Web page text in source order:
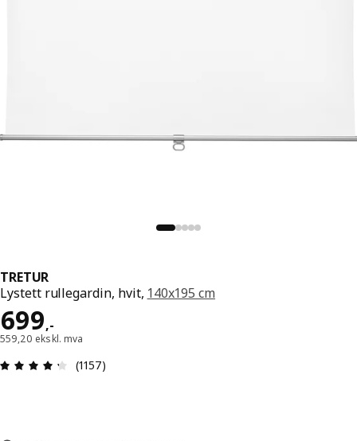
TRETUR
Lystett rullegardin, hvit, 140x195 cm
699,-
Pris 699,-
559,20 ekskl. mva
Produktomtale: 4.3 ingen kundevurdering 5
(1157)